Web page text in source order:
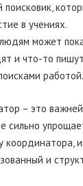
в учениях.
может
и что-то
работой.
– это
сильно
координатора,
и